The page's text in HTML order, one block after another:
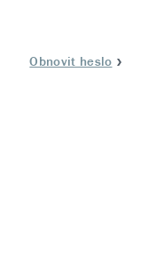
Obnovit heslo